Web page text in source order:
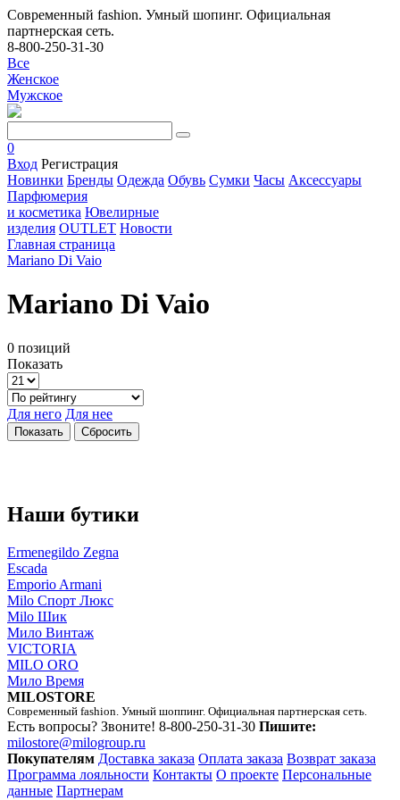
Современный fashion. Умный шопинг. Официальная
партнерская сеть.
8-800-250-31-30
Все
Женское
Мужское
0
Вход Регистрация
Новинки Бренды Одежда Обувь Сумки Часы Аксессуары
Парфюмерия
и косметика Ювелирные
изделия OUTLET Новости
Главная страница
Mariano Di Vaio
Mariano Di Vaio
0 позиций
Показать
Для него Для нее
Наши бутики
Ermenegildo Zegna
Escada
Emporio Armani
Milo Спорт Люкс
Milo Шик
Мило Винтаж
VICTORIA
MILO ORO
Мило Время
MILOSTORE
Современный fashion. Умный шоппинг. Официальная партнерская сеть.
Есть вопросы? Звоните! 8-800-250-31-30 Пишите:
milostore@milogroup.ru
Покупателям Доставка заказа Оплата заказа Возврат заказа
Программа лояльности Контакты О проекте Персональные
данные Партнерам